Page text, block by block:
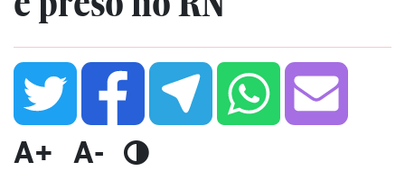
A+ A-